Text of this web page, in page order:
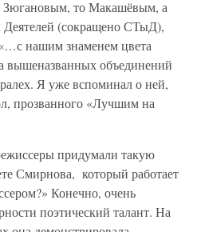
Зюгановым, то Макашёвым, а
(сокращено СТыД),
нашим знаменем цвета
вышеназванных объединений
Я уже вспоминал о ней,
прозванного «Лучшим на
придумали такую
Смирнова, который работает
Конечно, очень
поэтический талант. На